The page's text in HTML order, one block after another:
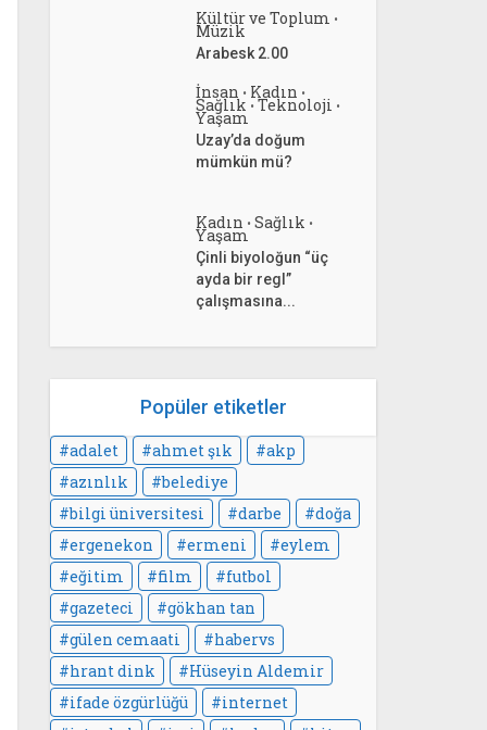
Kültür ve Toplum •
Müzik
Arabesk 2.00
İnsan • Kadın •
Sağlık • Teknoloji •
Yaşam
Uzay’da doğum
mümkün mü?
Kadın • Sağlık •
Yaşam
Çinli biyoloğun “üç
ayda bir regl”
çalışmasına...
Popüler etiketler
adalet ahmet şık
akp
azınlık
belediye
bilgi üniversitesi
darbe
doğa
ergenekon
ermeni
eylem
eğitim
film
futbol
gazeteci
gökhan tan
gülen cemaati
habervs
hrant dink
Hüseyin Aldemir
ifade özgürlüğü
internet